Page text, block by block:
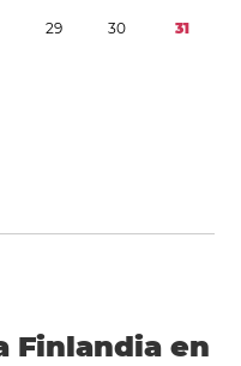
29 30 31
Finlandia en